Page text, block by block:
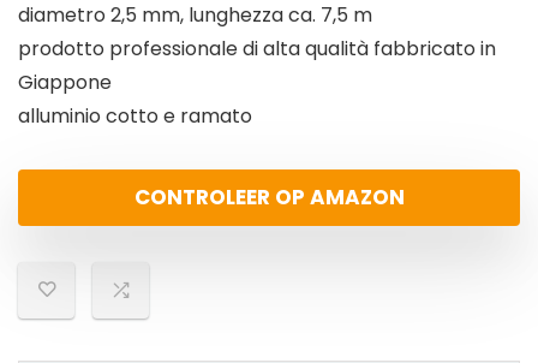
diametro 2,5 mm, lunghezza ca. 7,5 m
prodotto professionale di alta qualità fabbricato in
Giappone
alluminio cotto e ramato
CONTROLEER OP AMAZON